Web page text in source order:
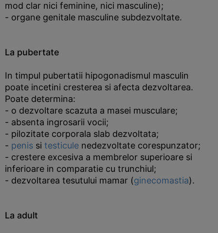
mod clar nici feminine, nici masculine);
- organe genitale masculine subdezvoltate.
La pubertate
In timpul pubertatii hipogonadismul masculin
poate incetini cresterea si afecta dezvoltarea.
Poate determina:
- o dezvoltare scazuta a masei musculare;
- absenta ingrosarii vocii;
- pilozitate corporala slab dezvoltata;
- penis si testicule nedezvoltate corespunzator;
- crestere excesiva a membrelor superioare si
inferioare in comparatie cu trunchiul;
- dezvoltarea tesutului mamar (ginecomastia).
La adult